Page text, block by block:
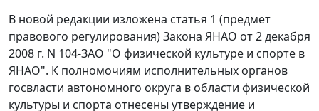
В новой редакции изложена статья 1 (предмет
правового регулирования) Закона ЯНАО от 2 декабря
2008 г. N 104-ЗАО "О физической культуре и спорте в
ЯНАО". К полномочиям исполнительных органов
госвласти автономного округа в области физической
культуры и спорта отнесены утверждение и